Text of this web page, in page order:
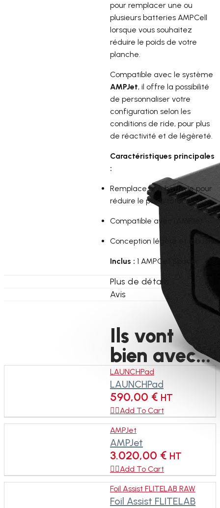
pour remplacer une ou
plusieurs batteries AMPCell
lorsque vous souhaitez
réduire le poids de votre
planche.
Compatible avec le système
AMPJet, il offre la possibilité
de personnaliser votre
configuration selon les
conditions de ride, pour plus
de réactivité et de légèreté.
Caractéristiques principales
:
Remplace une batterie pour
réduire le poids total
Compatible avec l’AMPJet
Conception légère et robuste
Inclus : 1 AMPCell Spacer
Plus de détails
Avis
Ils vont
bien avec...
LAUNCHPad
LAUNCHPad
590,00 € HT
Add To Cart
AMPJet
AMPJet
3.020,00 € HT
Add To Cart
Foil Assist FLITELAB RAW
Foil Assist FLITELAB